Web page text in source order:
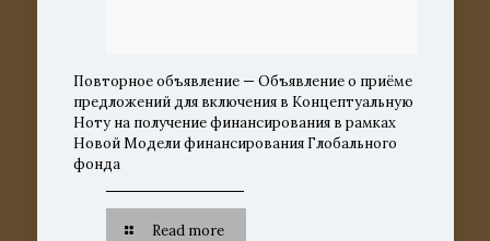
Повторное объявление — Объявление о приёме
предложений для включения в Концептуальную
Ноту на получение финансирования в рамках
Новой Модели финансирования Глобального
фонда
Read more